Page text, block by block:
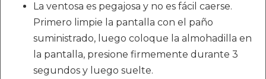
La ventosa es pegajosa y no es fácil caerse.
Primero limpie la pantalla con el paño
suministrado, luego coloque la almohadilla en
la pantalla, presione firmemente durante 3
segundos y luego suelte.